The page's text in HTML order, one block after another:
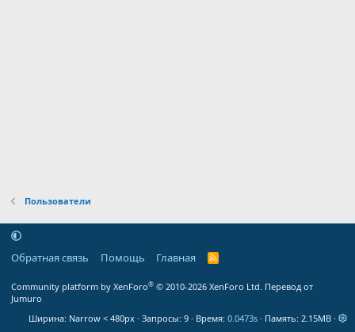
Пользователи
Обратная связь Помощь Главная
R
Community platform by XenForo® © 2010-2026 XenForo Ltd. Перевод от
Jumuro
Ширина
Запросы 9 Время 0.0473s Память 2.15MB